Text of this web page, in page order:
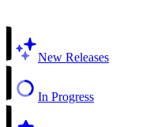
New Releases
In Progress